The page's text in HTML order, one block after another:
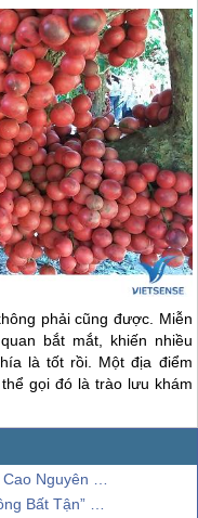
phải cũng được. Miễn
bắt mắt, khiến nhiều
là tốt rồi. Một địa điểm
gọi đó là trào lưu khám
Phú Yên
Trên Đất Phú Yên